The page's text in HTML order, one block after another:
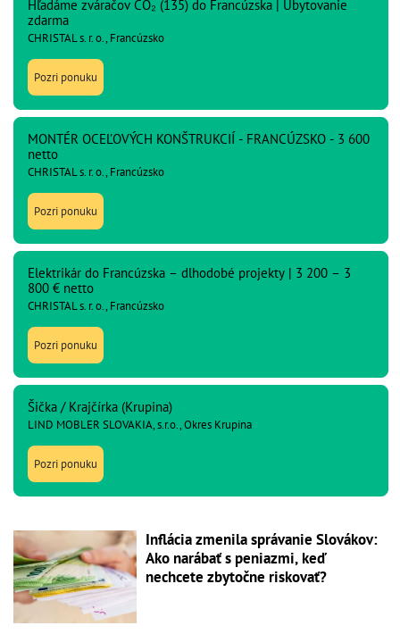
Hľadáme zváračov CO₂ (135) do Francúzska | Ubytovanie
zdarma
CHRISTAL s. r. o., Francúzsko
Pozri ponuku
MONTÉR OCEĽOVÝCH KONŠTRUKCIÍ - FRANCÚZSKO - 3 600
netto
CHRISTAL s. r. o., Francúzsko
Pozri ponuku
Elektrikár do Francúzska – dlhodobé projekty | 3 200 – 3
800 € netto
CHRISTAL s. r. o., Francúzsko
Pozri ponuku
Šička / Krajčírka (Krupina)
LIND MOBLER SLOVAKIA, s.r.o., Okres Krupina
Pozri ponuku
Inflácia zmenila správanie Slovákov:
Ako narábať s peniazmi, keď
nechcete zbytočne riskovať?